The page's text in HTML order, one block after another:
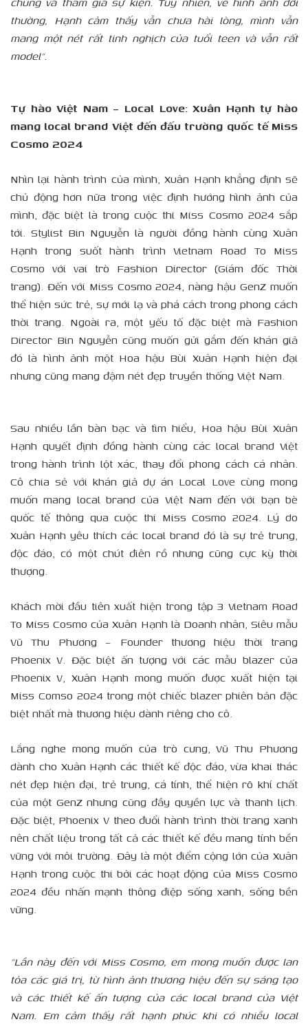
thường, Hạnh cảm thấy vẫn chưa hài lòng, mình vẫn
mang một nét rất tinh nghịch của tuổi teen và vẫn rất
model”.
Tự hào Việt Nam – Local Love: Xuân Hạnh tự hào
mang local brand Việt đến đấu trường quốc tế Miss
Cosmo 2024
Nhìn lại hành trình của mình, Xuân Hạnh khẳng định sẽ
chủ động hơn nữa trong việc định hướng hình ảnh của
mình, đặc biệt là trong cuộc thi Miss Cosmo 2024 sắp
tới. Stylist Bin Nguyễn là người đồng hành cùng Xuân
Hạnh trong suốt hành trình Vietnam Road To Miss
Cosmo với vai trò Fashion Director (Giám đốc Thời
trang). Đến với Miss Cosmo 2024, nàng hậu GenZ muốn
thể hiện sức trẻ, sự mới lạ và phá cách trong phong cách
thời trang. Ngoài ra, một yếu tố đặc biệt mà Fashion
Director Bin Nguyễn cũng muốn gửi gắm đến khán giả
đó là hình ảnh một Hoa hậu Bùi Xuân Hạnh hiện đại
nhưng cũng mang đậm nét đẹp truyền thống Việt Nam.
Sau nhiều lần bàn bạc và tìm hiểu, Hoa hậu Bùi Xuân
Hạnh quyết định đồng hành cùng các local brand Việt
trong hành trình lột xác, thay đổi phong cách cá nhân.
Cô chia sẻ với khán giả dự án Local Love cùng mong
muốn mang local brand của Việt Nam đến với bạn bè
quốc tế thông qua cuộc thi Miss Cosmo 2024. Lý do
Xuân Hạnh yêu thích các local brand đó là sự trẻ trung,
độc đáo, có một chút điên rồ nhưng cũng cực kỳ thời
thượng.
Khách mời đầu tiên xuất hiện trong tập 3 Vietnam Road
To Miss Cosmo của Xuân Hạnh là Doanh nhân, Siêu mẫu
Vũ Thu Phương – Founder thương hiệu thời trang
Phoenix V. Đặc biệt ấn tượng với các mẫu blazer của
Phoenix V, Xuân Hạnh mong muốn được xuất hiện tại
Miss Comso 2024 trong một chiếc blazer phiên bản đặc
biệt nhất mà thương hiệu dành riêng cho cô.
Lắng nghe mong muốn của trò cưng, Vũ Thu Phương
dành cho Xuân Hạnh các thiết kế độc đáo, vừa khai thác
nét đẹp hiện đại, trẻ trung, cá tính, thể hiện rõ khí chất
của một GenZ nhưng cũng đầy quyền lực và thanh lịch.
Đặc biệt, Phoenix V theo đuổi hành trình thời trang xanh
nên chất liệu trong tất cả các thiết kế đều mang tính bền
vững với môi trường. Đây là một điểm cộng lớn của Xuân
Hạnh trong cuộc thi bởi các hoạt động của Miss Cosmo
2024 đều nhấn mạnh thông điệp sống xanh, sống bền
vững.
“Lần này đến với Miss Cosmo, em mong muốn được lan
tỏa các giá trị, từ hình ảnh thương hiệu đến sự sáng tạo
và các thiết kế ấn tượng của các local brand của Việt
Nam. Em cảm thấy rất hạnh phúc khi có nhiều local